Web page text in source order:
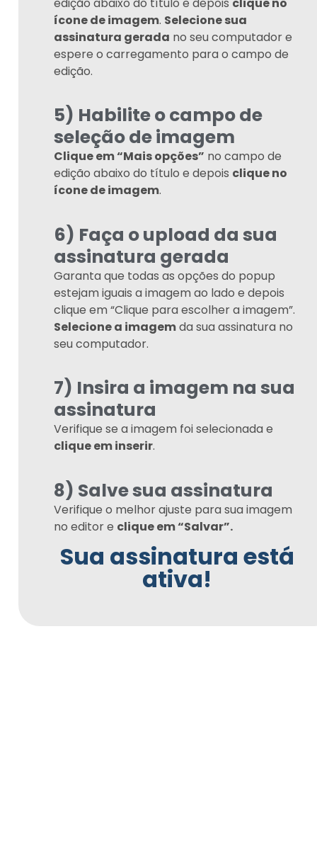
ícone de imagem. Selecione sua
assinatura gerada no seu computador e
espere o carregamento para o campo de
edição.
5) Habilite o campo de
seleção de imagem
Clique em “Mais opções” no campo de
edição abaixo do título e depois clique no
ícone de imagem.
6) Faça o upload da sua
assinatura gerada
Garanta que todas as opções do popup
estejam iguais a imagem ao lado e depois
clique em “Clique para escolher a imagem”.
Selecione a imagemda sua assinatura no
seu computador.
7) Insira a imagem na sua
assinatura
Verifique se a imagem foi selecionada e
clique em inserir.
8) Salve sua assinatura
Verifique o melhor ajuste para sua imagem
no editor e clique em “Salvar”.
Sua assinatura está
ativa!